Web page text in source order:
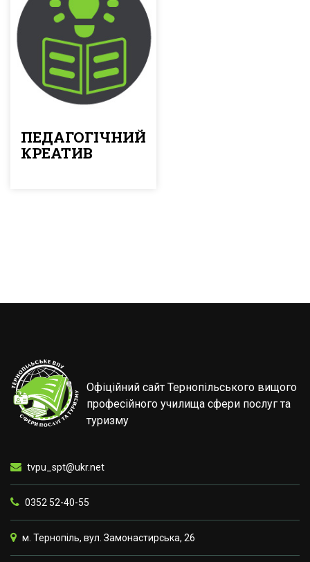
ПЕДАГОГІЧНИЙ
КРЕАТИВ
Офіційний сайт Тернопільського вищого
професійного училища сфери послуг та
туризму
tvpu_spt@ukr.net
0352 52-40-55
м. Тернопіль, вул. Замонастирська, 26